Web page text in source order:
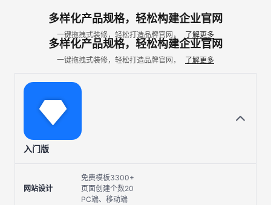
多样化产品规格，轻松构建企业官网
一键拖拽式装修，轻松打造品牌官网， 了解更多
多样化产品规格，轻松构建企业官网
一键拖拽式装修，轻松打造品牌官网， 了解更多
入门版
网站设计
免费模板3300+
页面创建个数20
PC端、移动端